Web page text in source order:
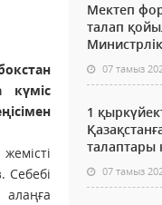
күміс
Себебі
Мектеп
талап
07 тамыз
1
талаптары
07 тамыз